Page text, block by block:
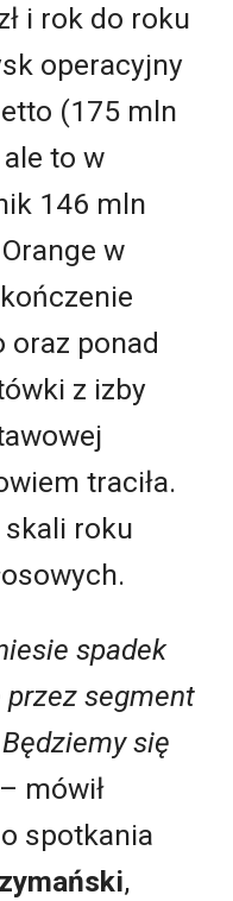
i rok do roku
operacyjny
(175 mln
to w
146 mln
w
oraz ponad
z izby
traciła.
skali roku
spadek
przez segment
się
– mówił
spotkania
,